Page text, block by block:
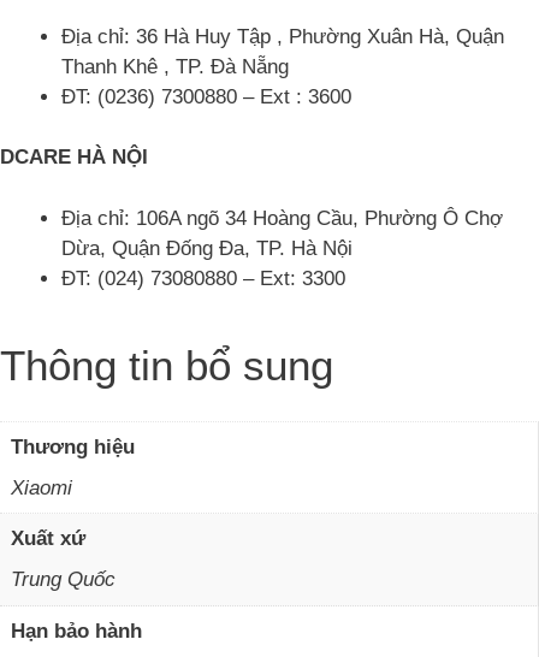
Địa chỉ: 36 Hà Huy Tập , Phường Xuân Hà, Quận
Thanh Khê , TP. Đà Nẵng
ĐT: (0236) 7300880 – Ext : 3600
DCARE HÀ NỘI
Địa chỉ: 106A ngõ 34 Hoàng Cầu, Phường Ô Chợ
Dừa, Quận Đống Đa, TP. Hà Nội
ĐT: (024) 73080880 – Ext: 3300
Thông tin bổ sung
Thương hiệu
Xiaomi
Xuất xứ
Trung Quốc
Hạn bảo hành